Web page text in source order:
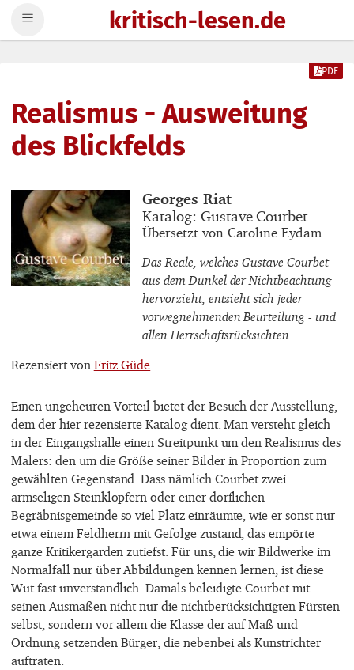
kritisch-lesen.de
Realismus - Ausweitung
des Blickfelds
PDF
Buchautor_innen
Georges Riat
Buchtitel
Katalog: Gustave Courbet
Buchuntertitel
Übersetzt von Caroline Eydam
Das Reale, welches Gustave Courbet
aus dem Dunkel der Nichtbeachtung
hervorzieht, entzieht sich jeder
vorwegnehmenden Beurteilung - und
allen Herrschaftsrücksichten.
Rezensiert von Fritz Güde
Einen ungeheuren Vorteil bietet der Besuch der Ausstellung,
dem der hier rezensierte Katalog dient. Man versteht gleich
in der Eingangshalle einen Streitpunkt um den Realismus des
Malers: den um die Größe seiner Bilder in Proportion zum
gewählten Gegenstand. Dass nämlich Courbet zwei
armseligen Steinklopfern oder einer dörflichen
Begräbnisgemeinde so viel Platz einräumte, wie er sonst nur
etwa einem Feldherrn mit Gefolge zustand, das empörte
ganze Kritikergarden zutiefst. Für uns, die wir Bildwerke im
Normalfall nur über Abbildungen kennen lernen, ist diese
Wut fast unverständlich. Damals beleidigte Courbet mit
seinen Ausmaßen nicht nur die nichtberücksichtigten Fürsten
selbst, sondern vor allem die Klasse der auf Maß und
Ordnung setzenden Bürger, die nebenbei als Kunstrichter
auftraten.